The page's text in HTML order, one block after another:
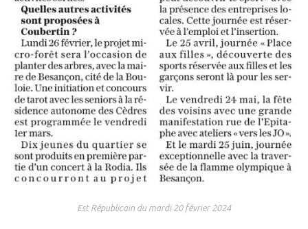
Est Républicain du mardi 20 février 2024